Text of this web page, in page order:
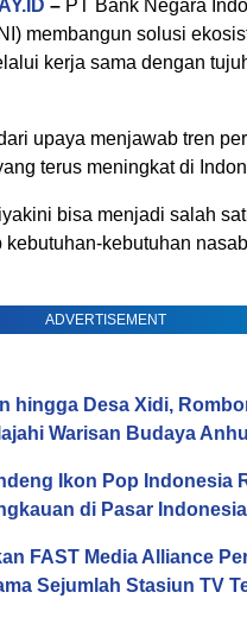
– PT Bank Negara
membangun solusi
kerja sama dengan
upaya menjawab tren
terus meningkat di
bisa menjadi salah
kebutuhan
ADVERTISEMENT
hingga Desa Xidi,
Warisan Budaya
Ikon Pop Indonesia
di Pasar Indonesia
FAST Media Alliance
Sejumlah Stasiun TV